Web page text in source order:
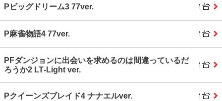
Pビッグドリーム3 77ver.
P麻雀物語4 77ver.
PFダンジョンに出会いを求めるのは間違っているだ
ろうか2 LT‐Light ver.
Pクイーンズブレイド4 ナナエルver.